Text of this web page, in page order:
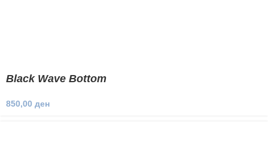
Black Wave Bottom
850,00 ден